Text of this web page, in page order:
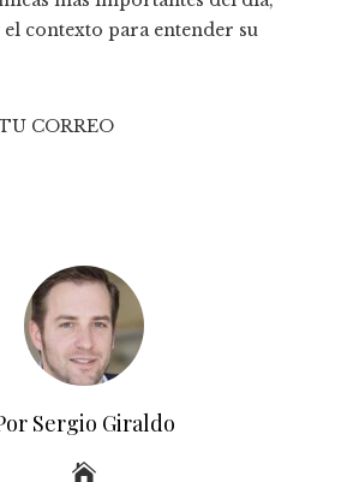
el contexto para entender su
CORREO
Sergio Giraldo